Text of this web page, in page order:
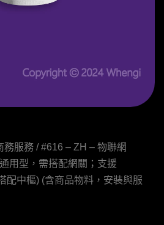
務服務 / #616 – ZH – 物聯網
用型，需搭配網關；支援
配中樞) (含商品物料，安裝與服